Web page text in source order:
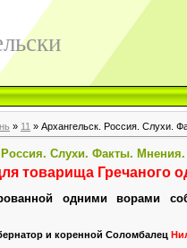
» 11 » Архангельск. Россия. Слухи.
Россия. Слухи. Факты. Мнения.
товарища Гречаного
одними ворами
и коренной Соломбалец